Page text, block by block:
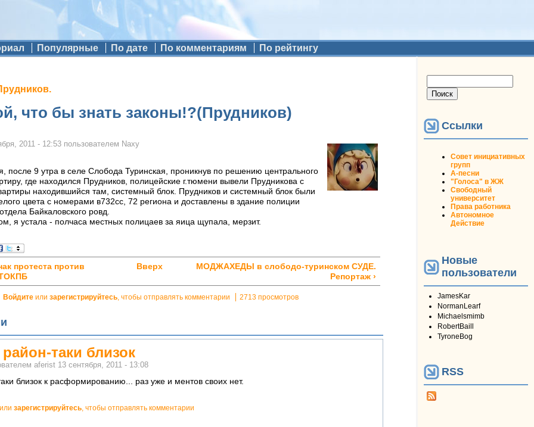
Популярные По дате По комментариям По рейтингу
что бы знать законы!?(Прудников)
2011 - 12:53 пользователем Naxy
после 9 утра в селе Слобода Туринская, проникнув по решению центрального
где находился Прудников, полицейские г.тюмени вывели Прудникова с
находившийся там, системный блок. Прудников и системный блок были
цвета с номерами в732сс, 72 региона и доставлены в здание полиции
Байкаловского ровд.
я устала - полчаса местных полицаев за яица щупала, мерзит.
протеста против
Вверх
МОДЖАХЕДЫ в слободо-туринском СУДЕ.
Репортаж ›
Войдите или зарегистрируйтесь, чтобы отправлять комментарии 2713 просмотров
таки близок
aferist 13 сентября, 2011 - 13:08
близок к расформированию... раз уже и ментов своих нет.
или зарегистрируйтесь, чтобы отправлять комментарии
Ссылки
Совет инициативных
групп
А-песни
"Голоса" в ЖЖ
Свободный
университет
Права работника
Автономное
Действие
Новые
пользователи
JamesKar
NormanLearf
Michaelsmimb
RobertBaill
TyroneBog
RSS